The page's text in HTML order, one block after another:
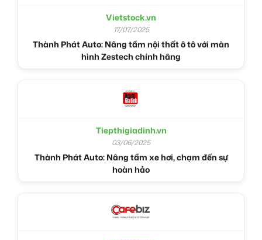
Vietstock.vn
17/07/2025
Thành Phát Auto: Nâng tầm nội thất ô tô với màn
hình Zestech chính hãng
Tiepthigiadinh.vn
03/06/2025
Thành Phát Auto: Nâng tầm xe hơi, chạm đến sự
hoàn hảo